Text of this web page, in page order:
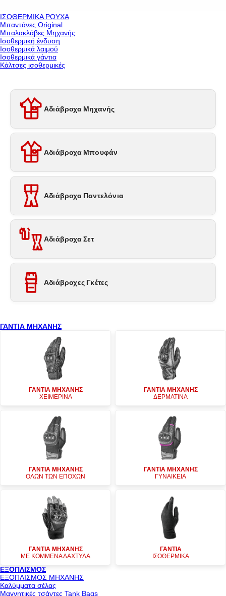
ΙΣΟΘΕΡΜΙΚΑ ΡΟΥΧΑ
Μπαντάνες Original
Μπαλακλάβες Μηχανής
Ισοθερμική ένδυση
Ισοθερμικά λαιμού
Ισοθερμικά γάντια
Κάλτσες ισοθερμικές
Αδιάβροχα Μηχανής
Αδιάβροχα Μπουφάν
Αδιάβροχα Παντελόνια
Αδιάβροχα Σετ
Αδιάβροχες Γκέτες
ΓΑΝΤΙΑ ΜΗΧΑΝΗΣ
ΓΑΝΤΙΑ ΜΗΧΑΝΗΣ
ΧΕΙΜΕΡΙΝΑ
ΓΑΝΤΙΑ ΜΗΧΑΝΗΣ
ΔΕΡΜΑΤΙΝΑ
ΓΑΝΤΙΑ ΜΗΧΑΝΗΣ
ΟΛΩΝ ΤΩΝ ΕΠΟΧΩΝ
ΓΑΝΤΙΑ ΜΗΧΑΝΗΣ
ΓΥΝΑΙΚΕΙΑ
ΓΑΝΤΙΑ ΜΗΧΑΝΗΣ
ΜΕ ΚΟΜΜΕΝΑ ΔΑΧΤΥΛΑ
ΓΑΝΤΙΑ
ΙΣΟΘΕΡΜΙΚΑ
ΕΞΟΠΛΙΣΜΟΣ
ΕΞΟΠΛΙΣΜΟΣ ΜΗΧΑΝΗΣ
Καλύμματα σέλας
Μαγνητικές τσάντες Tank Bags